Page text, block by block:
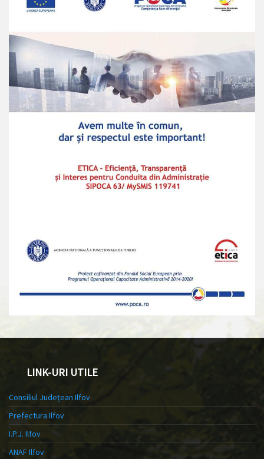
LINK-URI UTILE
Consiliul Județean Ilfov
Prefectura Ilfov
I.P.J. Ilfov
ANAF Ilfov